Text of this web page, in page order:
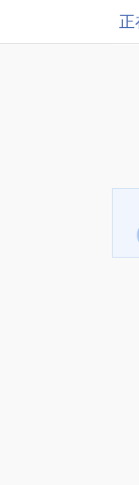
正